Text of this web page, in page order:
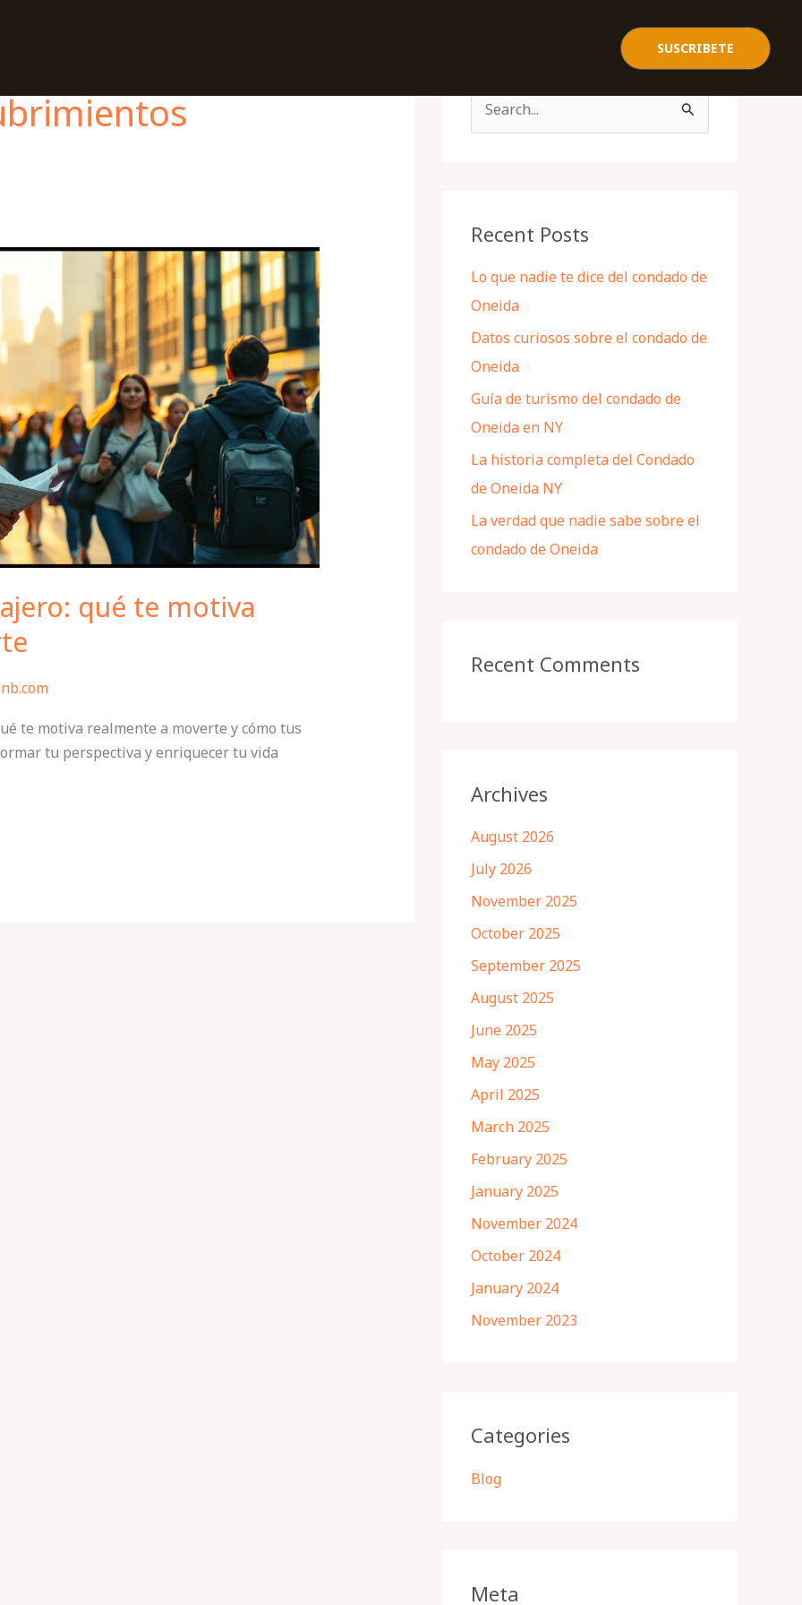
SUSCRIBETE
qué te motiva
te motiva realmente a moverte y cómo tus
tu perspectiva y enriquecer tu vida
c
f
o
r
:
Recent Posts
Lo que nadie te dice del condado de
Oneida
Datos curiosos sobre el condado de
Oneida
Guía de turismo del condado de
Oneida en NY
La historia completa del Condado
de Oneida NY
La verdad que nadie sabe sobre el
condado de Oneida
Recent Comments
Archives
August 2026
July 2026
November 2025
October 2025
September 2025
August 2025
June 2025
May 2025
April 2025
March 2025
February 2025
January 2025
November 2024
October 2024
January 2024
November 2023
Categories
Blog
Meta